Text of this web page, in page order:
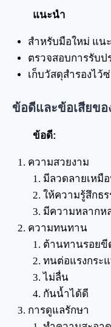
แนะนำ
สำหรับมือใหม่ แน
ตรวจสอบการรับป
เก็บวัสดุสำรองไว้
ข้อดีและข้อเสียขอ
ข้อดี:
ความสวยงาม
มีลวดลายเหมื
ให้ความรู้สึกธ
มีความหลากห
ความทนทาน
ต้านทานรอย
ทนต่อแรงกระ
ไม่ลื่น
กันน้ำได้ดี
การดูแลรักษา